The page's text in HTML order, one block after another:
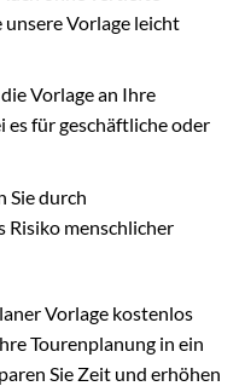
unsere Vorlage leicht
Vorlage an Ihre
es für geschäftliche oder
Sie durch
Risiko menschlicher
Vorlage kostenlos
Tourenplanung in ein
Sie Zeit und erhöhen